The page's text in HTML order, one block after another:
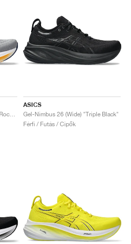
ASICS
Gel-Nimbus 26 (Wide) "Triple Black"
Férfi / Futás / Cipők